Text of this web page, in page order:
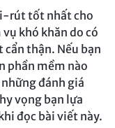
rút tốt nhất cho
khó khăn do có
thận. Nếu bạn
phần mềm nào
đánh giá
vọng bạn lựa
đọc bài viết này.